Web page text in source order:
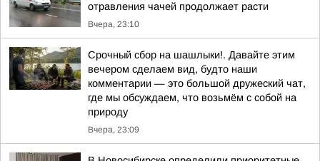
отравления чачей продолжает расти
Вчера, 23:10
Срочный сбор на шашлыки!. Давайте этим
вечером сделаем вид, будто наши
комментарии — это большой дружеский чат,
где мы обсуждаем, что возьмём с собой на
природу
Вчера, 23:09